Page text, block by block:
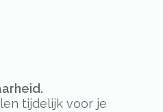
tijdelijk voor je